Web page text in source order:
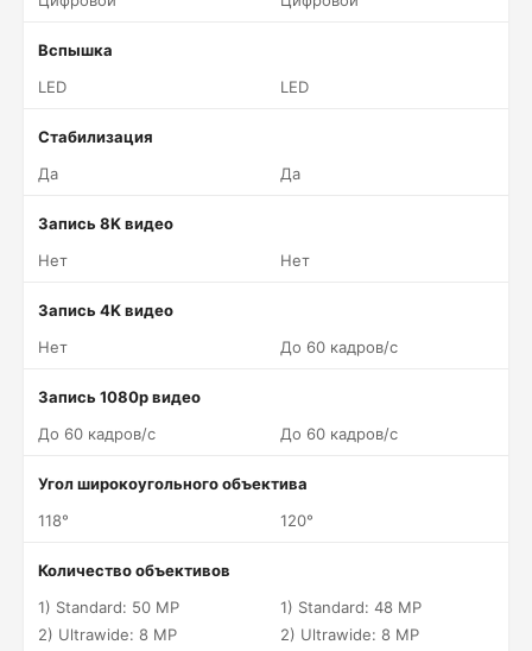
Вспышка
LED
LED
Стабилизация
Да
Да
Запись 8K видео
Нет
Нет
Запись 4K видео
Нет
До 60 кадров/c
Запись 1080p видео
До 60 кадров/c
До 60 кадров/c
Угол широкоугольного объектива
118°
120°
Количество объективов
1) Standard: 50 MP
2) Ultrawide: 8 MP
1) Standard: 48 MP
2) Ultrawide: 8 MP